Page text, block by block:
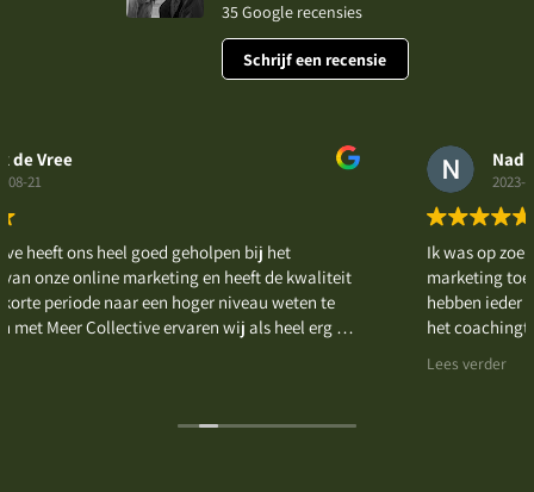
35 Google recensies
Schrijf een recensie
ons heel goed geholpen bij het
online marketing en heeft de kwaliteit
naar een hoger niveau weten te
Meer Collective ervaren wij als heel erg fijn
Nadine
2023-08-20
Ik was op zoek
marketing toen ik
hebben ieder hun
het
teksten voor mij
en de meiden zijn
Lees verder